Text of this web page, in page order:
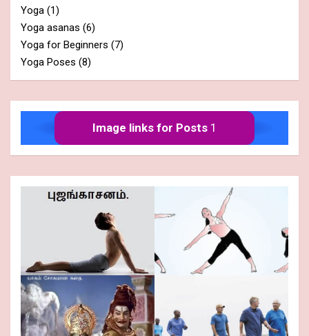
Yoga (1)
Yoga asanas (6)
Yoga for Beginners (7)
Yoga Poses (8)
Image links for Posts 1